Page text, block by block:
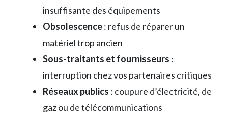
insuffisante des équipements
Obsolescence: refus de réparer un
matériel trop ancien
Sous-traitants et fournisseurs :
interruption chez vos partenaires critiques
Réseaux publics : coupure d’électricité, de
gaz ou de télécommunications